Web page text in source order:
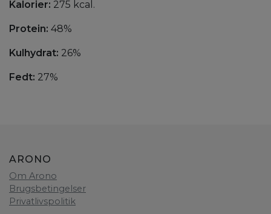
Kalorier: 275 kcal.
Protein: 48%
Kulhydrat: 26%
Fedt: 27%
ARONO
Om Arono
Brugsbetingelser
Privatlivspolitik